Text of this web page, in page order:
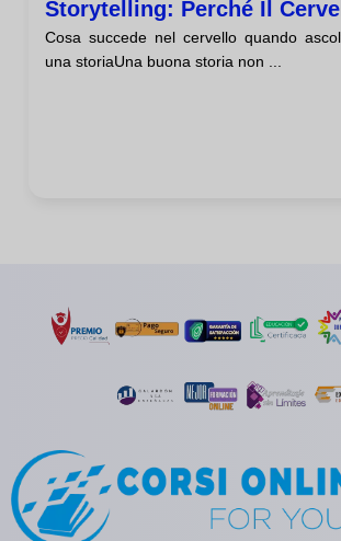
Storytelling: Perché Il
Ama Le Storie
Cosa succede nel cervello quando
una storiaUna buona storia non ...